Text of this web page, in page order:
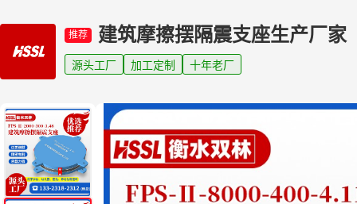
推荐 建筑摩擦摆隔震支座生产厂家
源头工厂 加工定制 十年老厂